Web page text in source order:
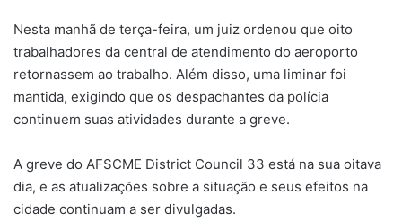
Nesta manhã de terça-feira, um juiz ordenou que oito
trabalhadores da central de atendimento do aeroporto
retornassem ao trabalho. Além disso, uma liminar foi
mantida, exigindo que os despachantes da polícia
continuem suas atividades durante a greve.
A greve do AFSCME District Council 33 está na sua oitava
dia, e as atualizações sobre a situação e seus efeitos na
cidade continuam a ser divulgadas.